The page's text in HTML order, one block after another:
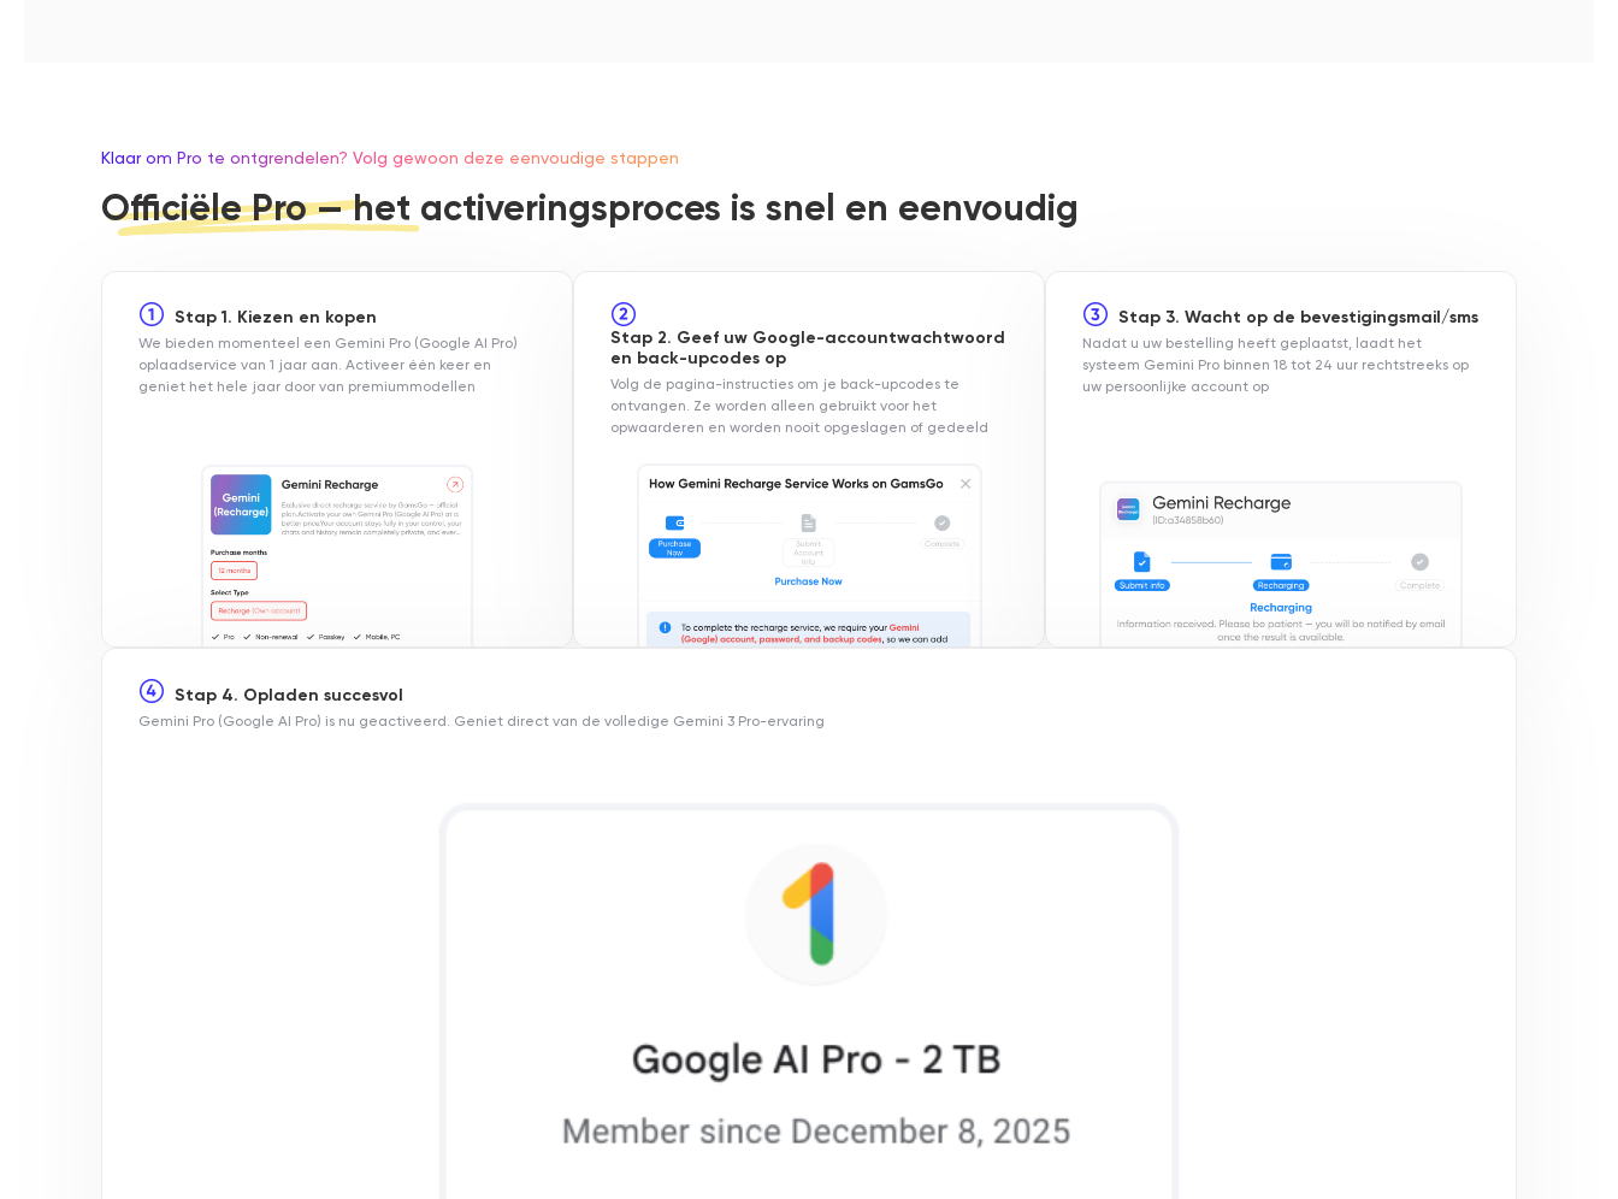
Klaar om Pro te ontgrendelen? Volg gewoon deze eenvoudige stappen
Officiële Pro — het activeringsproces is snel en eenvoudig
Stap 1. Kiezen en kopen
We bieden momenteel een Gemini Pro (Google AI Pro)
oplaadservice van 1 jaar aan. Activeer één keer en
geniet het hele jaar door van premiummodellen
Stap 2. Geef uw Google-accountwachtwoord
en back-upcodes op
Volg de pagina-instructies om je back-upcodes te
ontvangen. Ze worden alleen gebruikt voor het
opwaarderen en worden nooit opgeslagen of gedeeld
Stap 3. Wacht op de bevestigingsmail/sms
Nadat u uw bestelling heeft geplaatst, laadt het
systeem Gemini Pro binnen 18 tot 24 uur rechtstreeks op
uw persoonlijke account op
Stap 4. Opladen succesvol
Gemini Pro (Google AI Pro) is nu geactiveerd. Geniet direct van de volledige Gemini 3 Pro-ervaring